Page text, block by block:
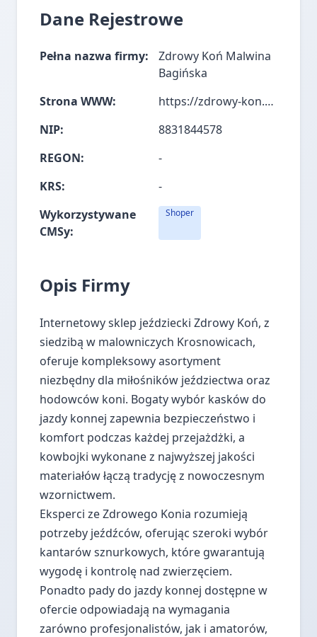
Dane Rejestrowe
Pełna nazwa firmy:
Zdrowy Koń Malwina
Bagińska
Strona WWW:
https://zdrowy-kon.pl/
NIP:
8831844578
REGON:
-
KRS:
-
Wykorzystywane
CMSy:
Shoper
Opis Firmy
Internetowy sklep jeździecki Zdrowy Koń, z
siedzibą w malowniczych Krosnowicach,
oferuje kompleksowy asortyment
niezbędny dla miłośników jeździectwa oraz
hodowców koni. Bogaty wybór kasków do
jazdy konnej zapewnia bezpieczeństwo i
komfort podczas każdej przejażdżki, a
kowbojki wykonane z najwyższej jakości
materiałów łączą tradycję z nowoczesnym
wzornictwem.
Eksperci ze Zdrowego Konia rozumieją
potrzeby jeźdźców, oferując szeroki wybór
kantarów sznurkowych, które gwarantują
wygodę i kontrolę nad zwierzęciem.
Ponadto pady do jazdy konnej dostępne w
ofercie odpowiadają na wymagania
zarówno profesjonalistów, jak i amatorów,